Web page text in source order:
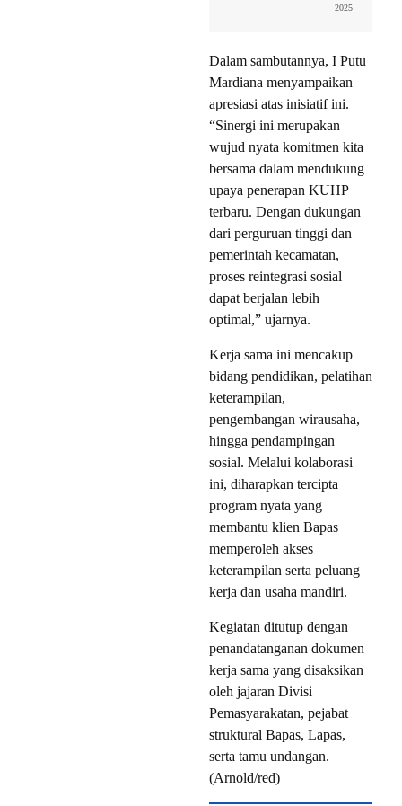
2025
Dalam sambutannya, I Putu
Mardiana menyampaikan
apresiasi atas inisiatif ini.
“Sinergi ini merupakan
wujud nyata komitmen kita
bersama dalam mendukung
upaya penerapan KUHP
terbaru. Dengan dukungan
dari perguruan tinggi dan
pemerintah kecamatan,
proses reintegrasi sosial
dapat berjalan lebih
optimal,” ujarnya.
Kerja sama ini mencakup
bidang pendidikan, pelatihan
keterampilan,
pengembangan wirausaha,
hingga pendampingan
sosial. Melalui kolaborasi
ini, diharapkan tercipta
program nyata yang
membantu klien Bapas
memperoleh akses
keterampilan serta peluang
kerja dan usaha mandiri.
Kegiatan ditutup dengan
penandatanganan dokumen
kerja sama yang disaksikan
oleh jajaran Divisi
Pemasyarakatan, pejabat
struktural Bapas, Lapas,
serta tamu undangan.
(Arnold/red)